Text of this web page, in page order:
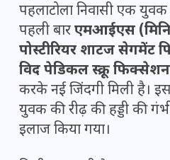
पहलाटोला निवासी एक
पहली बारएमआईएस
पोस्टीरियर शाटज
विद पेडिकल स्क्रू फिक्सेशन
करके नई जिंदगी मिली है।
युवक की रीढ़ की हड्डी की
इलाज किया गया।